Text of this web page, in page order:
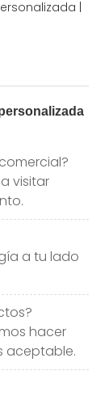
visitar
a tu lado
hacer
aceptable.